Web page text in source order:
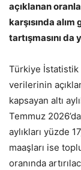
açıklanan
karşısında
tartışmasını da
Türkiye İstatistik
verilerinin
kapsayan altı
Temmuz
aylıkları yüzde
maaşları ise
oranında